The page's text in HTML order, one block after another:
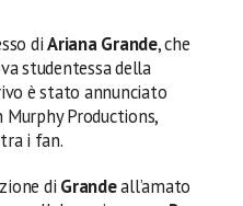
diAriana Grande, che
studentessa della
è stato annunciato
Productions,
i fan.
di Grandeall’amato